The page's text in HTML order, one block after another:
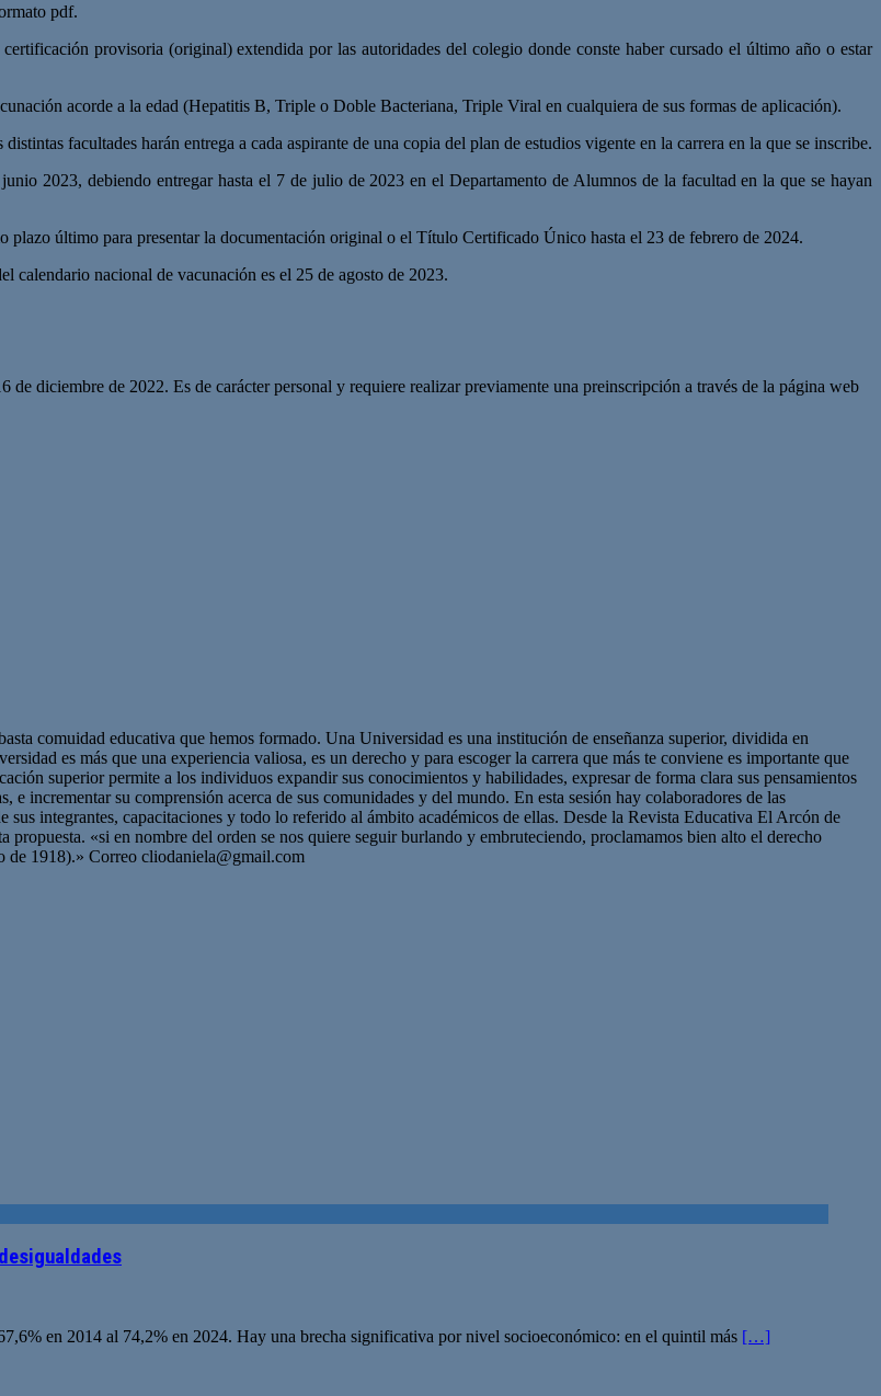
pdf.
provisoria (original) extendida por las autoridades del colegio donde conste haber cursado el último año o estar
acorde a la edad (Hepatitis B, Triple o Doble Bacteriana, Triple Viral en cualquiera de sus formas de aplicación).
facultades harán entrega a cada aspirante de una copia del plan de estudios vigente en la carrera en la que se inscribe.
2023, debiendo entregar hasta el 7 de julio de 2023 en el Departamento de Alumnos de la facultad en la que se hayan
último para presentar la documentación original o el Título Certificado Único hasta el 23 de febrero de 2024.
calendario nacional de vacunación es el 25 de agosto de 2023.
diciembre de 2022. Es de carácter personal y requiere realizar previamente una preinscripción a través de la página web
comuidad educativa que hemos formado. Una Universidad es una institución de enseñanza superior, dividida en
es más que una experiencia valiosa, es un derecho y para escoger la carrera que más te conviene es importante que
superior permite a los individuos expandir sus conocimientos y habilidades, expresar de forma clara sus pensamientos
incrementar su comprensión acerca de sus comunidades y del mundo. En esta sesión hay colaboradores de las
sus integrantes, capacitaciones y todo lo referido al ámbito académicos de ellas. Desde la Revista Educativa El Arcón de
«si en nombre del orden se nos quiere seguir burlando y embruteciendo, proclamamos bien alto el derecho
de 1918).» Correo cliodaniela@gmail.com
en 2014 al 74,2% en 2024. Hay una brecha significativa por nivel socioeconómico: en el quintil más […]